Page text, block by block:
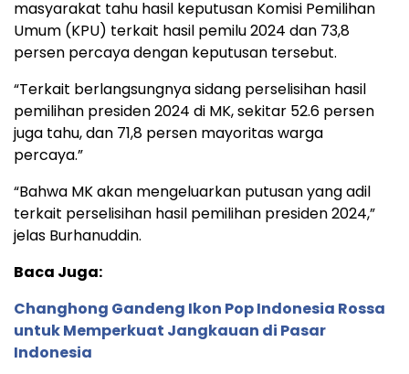
masyarakat tahu hasil keputusan Komisi Pemilihan
Umum (KPU) terkait hasil pemilu 2024 dan 73,8
persen percaya dengan keputusan tersebut.
“Terkait berlangsungnya sidang perselisihan hasil
pemilihan presiden 2024 di MK, sekitar 52.6 persen
juga tahu, dan 71,8 persen mayoritas warga
percaya.”
“Bahwa MK akan mengeluarkan putusan yang adil
terkait perselisihan hasil pemilihan presiden 2024,”
jelas Burhanuddin.
Baca Juga:
Changhong Gandeng Ikon Pop Indonesia Rossa
untuk Memperkuat Jangkauan di Pasar
Indonesia